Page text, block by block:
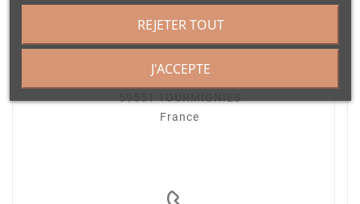
54 rue du Général de Gaulle
France
REJETER TOUT
J'ACCEPTE